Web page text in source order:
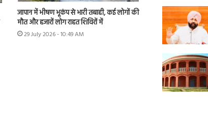
जापान में भीषण भूकंप से भारी तबाही, कई लोगों की
मौत और हजारों लोग राहत शिविरों में
29 July 2026 - 10:49 AM